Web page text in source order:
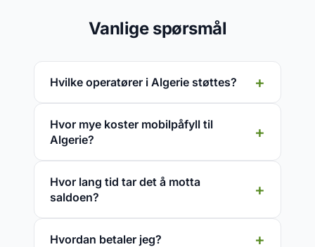
Vanlige spørsmål
Hvilke operatører i Algerie støttes?
Hvor mye koster mobilpåfyll til
Algerie?
Hvor lang tid tar det å motta
saldoen?
Hvordan betaler jeg?